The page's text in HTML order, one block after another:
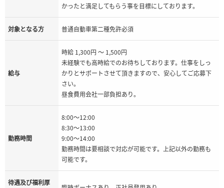
かったと満足してもらう事を目標にしております。
対象となる方 普通自動車第二種免許必須
給与
時給 1,300円 ～ 1,500円
未経験でも高時給でのお待ちしております。仕事をしっ
かりとサポートさせて頂きますので、安心してご応募下
さい。
昼食費用会社一部負担あり。
勤務時間
8:00～12:00
8:30～13:00
9:00～14:00
勤務時間は要相談で対応が可能です。上記以外の勤務も
可能です。
待遇及び福利厚